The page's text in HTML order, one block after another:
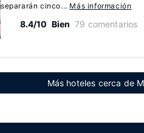
separarán cinco... Más información
8.4/10 Bien 79 comentarios
Más hoteles cerca de